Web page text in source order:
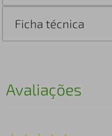
Ficha técnica
Avaliações